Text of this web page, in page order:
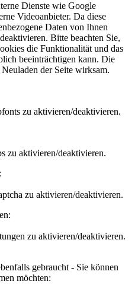
Dienste wie Google
Videoanbieter. Da diese
Daten von Ihnen
Bitte beachten Sie,
die Funktionalität und das
beeinträchtigen kann. Die
der Seite wirksam.
zu aktivieren/deaktivieren.
zu aktivieren/deaktivieren.
zu aktivieren/deaktivieren.
zu aktivieren/deaktivieren.
gebraucht - Sie können
möchten: